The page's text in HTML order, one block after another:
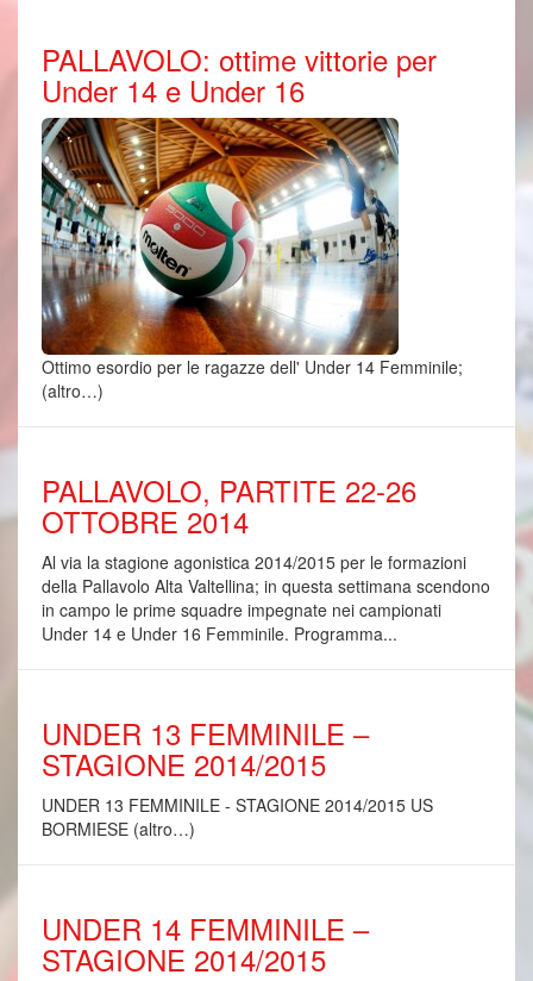
PALLAVOLO: ottime vittorie per
Under 14 e Under 16
Ottimo esordio per le ragazze dell' Under 14 Femminile;
(altro…)
PALLAVOLO, PARTITE 22-26
OTTOBRE 2014
Al via la stagione agonistica 2014/2015 per le formazioni
della Pallavolo Alta Valtellina; in questa settimana scendono
in campo le prime squadre impegnate nei campionati
Under 14 e Under 16 Femminile. Programma...
UNDER 13 FEMMINILE –
STAGIONE 2014/2015
UNDER 13 FEMMINILE - STAGIONE 2014/2015 US
BORMIESE (altro…)
UNDER 14 FEMMINILE –
STAGIONE 2014/2015